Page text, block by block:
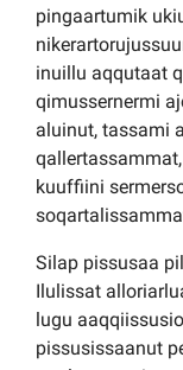
pingaartumik
inuillu aqqutaat
qimussernermi
aluinut, tassami
kuuffiini
Silap pissusaa
Ilulissat
lugu
pissusissaanut